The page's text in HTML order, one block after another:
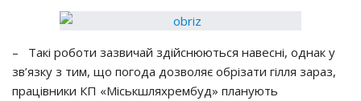
– Такі роботи зазвичай здійснюються навесні, однак у
зв’язку з тим, що погода дозволяє обрізати гілля зараз,
працівники КП «Міськшляхрембуд» планують